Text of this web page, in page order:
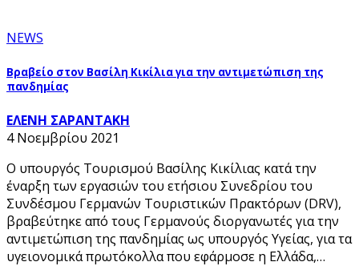
NEWS
Βραβείο στον Βασίλη Κικίλια για την αντιμετώπιση της
πανδημίας
ΕΛΕΝΗ ΣΑΡΑΝΤΑΚΗ
4 Νοεμβρίου 2021
Ο υπουργός Τουρισμού Βασίλης Κικίλιας κατά την
έναρξη των εργασιών του ετήσιου Συνεδρίου του
Συνδέσμου Γερμανών Τουριστικών Πρακτόρων (DRV),
βραβεύτηκε από τους Γερμανούς διοργανωτές για την
αντιμετώπιση της πανδημίας ως υπουργός Υγείας, για τα
υγειονομικά πρωτόκολλα που εφάρμοσε η Ελλάδα,…